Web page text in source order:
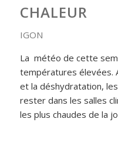
CHALEUR
IGON
La météo de cette
températures élevées.
et la déshydratation,
rester dans les salles
les plus chaudes de la